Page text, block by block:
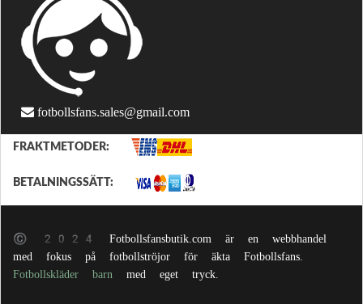
fotbollsfans.sales@gmail.com
FRAKTMETODER:
BETALNINGSSÄTT:
© 2024 Fotbollsfansbutik.com är en webbhandel
med fokus på fotbollströjor för äkta Fotbollsfans.
Fotbollskläder barn med eget tryck.